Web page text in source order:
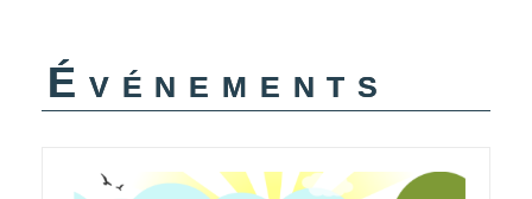
Événements